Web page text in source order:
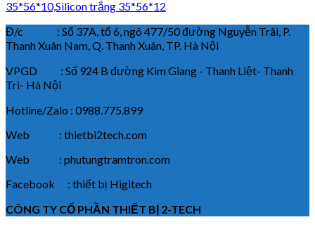
35*56*10,Silicon trắng 35*56*12
Đ/c : Số 37A, tổ 6, ngõ 477/50 đường Nguyễn Trãi, P.
Thanh Xuân Nam, Q. Thanh Xuân, TP. Hà Nội
VPGD : Số 924 B đường Kim Giang - Thanh Liệt- Thanh
Trì- Hà Nội
Hotline/Zalo : 0988.775.899
Web : thietbi2tech.com
Web : phutungtramtron.com
Facebook : thiết bị Higitech
CÔNG TY CỔ PHẦN THIẾT BỊ 2-TECH